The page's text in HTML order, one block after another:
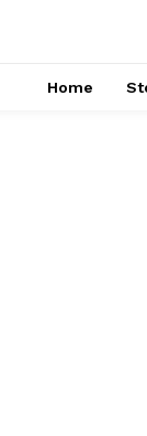
Home